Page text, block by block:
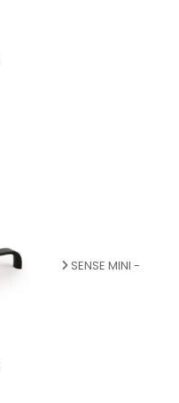
SENSE MINI -